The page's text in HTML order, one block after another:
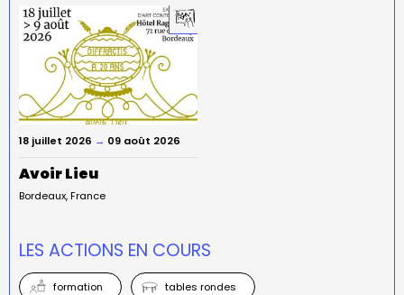
18 juillet 2026 → 09 août 2026
Avoir Lieu
Bordeaux France
LES ACTIONS EN COURS
formation tables rondes